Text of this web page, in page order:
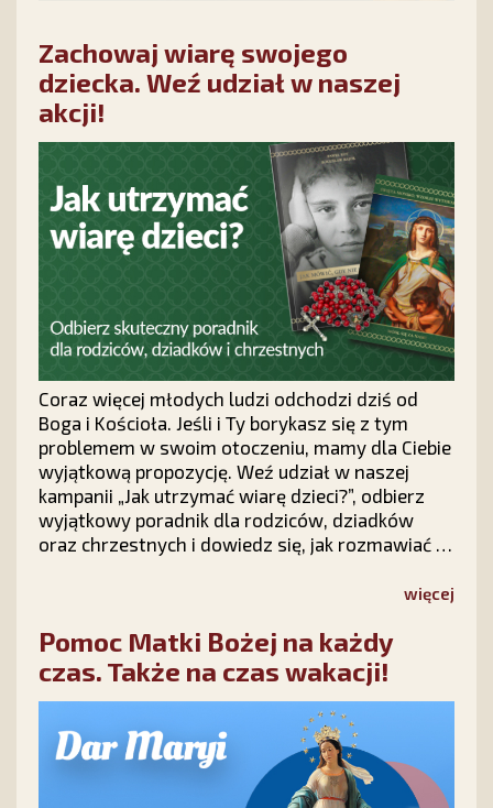
Zachowaj wiarę swojego
dziecka. Weź udział w naszej
akcji!
Coraz więcej młodych ludzi odchodzi dziś od
Boga i Kościoła. Jeśli i Ty borykasz się z tym
problemem w swoim otoczeniu, mamy dla Ciebie
wyjątkową propozycję. Weź udział w naszej
kampanii „Jak utrzymać wiarę dzieci?”, odbierz
wyjątkowy poradnik dla rodziców, dziadków
oraz chrzestnych i dowiedz się, jak rozmawiać z
nie tracić nadziei na ich powrót do Chrystusa.więcej
Pomoc Matki Bożej na każdy
czas. Także na czas wakacji!